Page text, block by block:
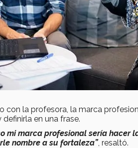
con la profesora, la marca
en una frase.
mi marca profesional sería hacer
nombre a su fortaleza”, resaltó.